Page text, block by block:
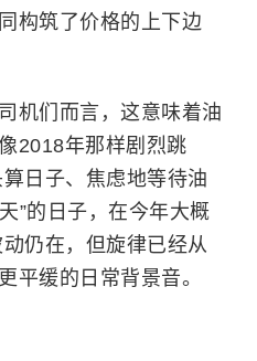
构筑了价格的上下边
机们而言，这意味着油
2018年那样剧烈跳
日子、焦虑地等待油
”的日子，在今年大概
仍在，但旋律已经从
平缓的日常背景音。